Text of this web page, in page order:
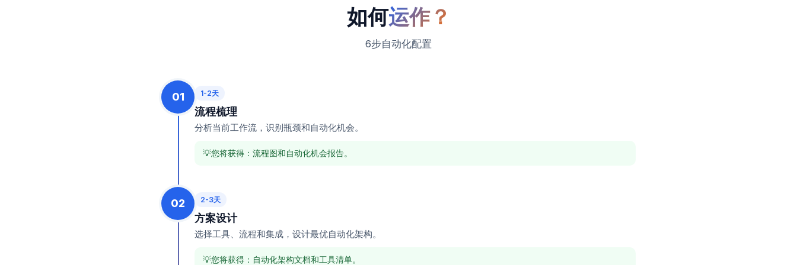
如何运作？
6步自动化配置
01 1-2天
流程梳理
分析当前工作流，识别瓶颈和自动化机会。
您将获得：流程图和自动化机会报告。
02 2-3天
方案设计
选择工具、流程和集成，设计最优自动化架构。
您将获得：自动化架构文档和工具清单。